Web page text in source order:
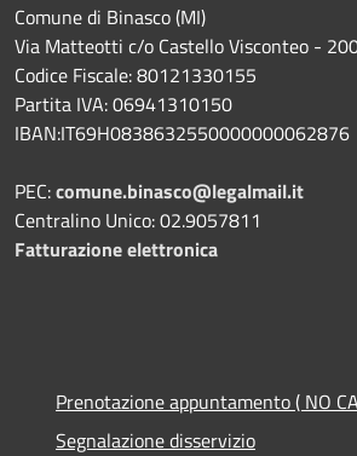
Comune di Binasco (MI)
Via Matteotti c/o Castello Visconteo -
Codice Fiscale: 80121330155
Partita IVA: 06941310150
IBAN:IT69H0838632550000000062876
PEC:comune.binasco@legalmail.it
Centralino Unico: 02.9057811
Fatturazione elettronica
Prenotazione appuntamento ( NO
Segnalazione disservizio